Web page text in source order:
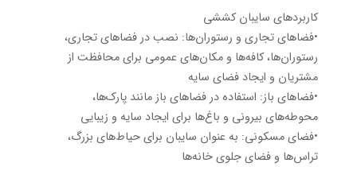
کاربردهای سایبان کششی
•فضاهای تجاری و رستوران‌ها: نصب در فضاهای تجاری،
رستوران‌ها، کافه‌ها و مکان‌های عمومی برای محافظت از
مشتریان و ایجاد فضای سایه
•فضاهای باز: استفاده در فضاهای باز مانند پارک‌ها،
محوطه‌های بیرونی و باغ‌ها برای ایجاد سایه و زیبایی
•فضای مسکونی: به عنوان سایبان برای حیاط‌های بزرگ،
تراس‌ها و فضای جلوی خانه‌ها